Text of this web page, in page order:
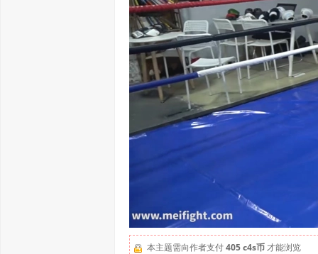
本主题需向作者支付405 c4s币才能浏览